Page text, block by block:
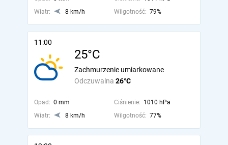
Wiatr:
8 km/h Wilgotność: 79%
11:00
25°C
Odczuwalna 26°C
Zachmurzenie umiarkowane
Opad: 0 mm Ciśnienie: 1010 hPa
Wiatr:
8 km/h Wilgotność: 77%